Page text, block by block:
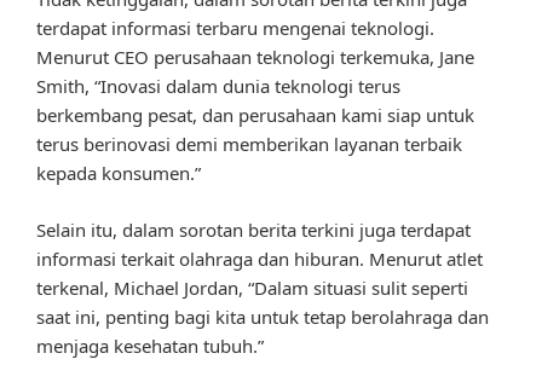
terdapat informasi terbaru mengenai teknologi.
Menurut CEO perusahaan teknologi terkemuka, Jane
Smith, “Inovasi dalam dunia teknologi terus
berkembang pesat, dan perusahaan kami siap untuk
terus berinovasi demi memberikan layanan terbaik
kepada konsumen.”
Selain itu, dalam sorotan berita terkini juga terdapat
informasi terkait olahraga dan hiburan. Menurut atlet
terkenal, Michael Jordan, “Dalam situasi sulit seperti
saat ini, penting bagi kita untuk tetap berolahraga dan
menjaga kesehatan tubuh.”